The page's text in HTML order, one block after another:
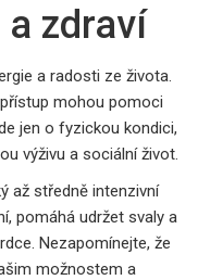
zdraví
a radosti ze života.
mohou pomoci
jen o fyzickou kondici,
výživu a sociální život.
až středně intenzivní
pomáhá udržet svaly a
Nezapomínejte, že
možnostem a